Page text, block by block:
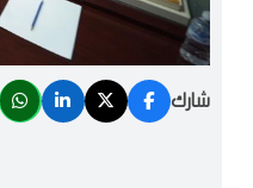
شارك